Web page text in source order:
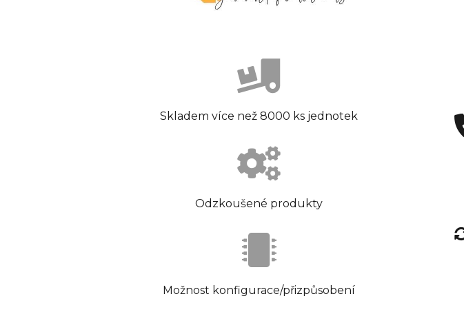
Skladem více než 8000 ks jednotek
Odzkoušené produkty
Možnost konfigurace/přizpůsobení